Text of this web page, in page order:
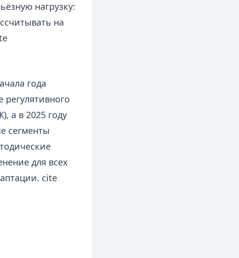
нагрузку:
на
года
а в 2025 году
сегменты
для всех
cite